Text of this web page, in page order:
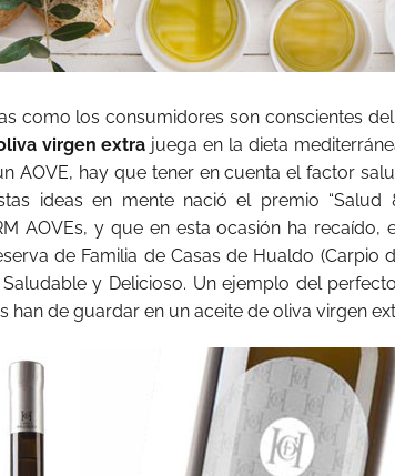
como los consumidores son conscientes
virgen extra juega en la dieta
AOVE, hay que tener en cuenta el factor
ideas en mente nació el premio “Salud
AOVEs, y que en esta ocasión ha recaído,
de Familia de Casas de Hualdo (Carpio
y Delicioso. Un ejemplo del
han de guardar en un aceite de oliva virgen